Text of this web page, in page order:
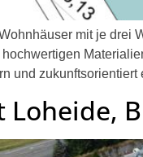
mit je drei
und
Loheide,